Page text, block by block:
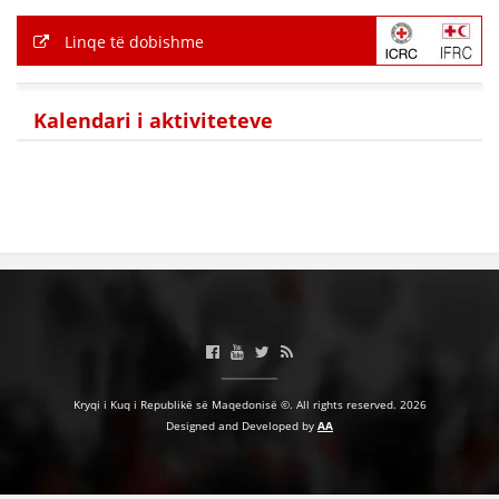
Linqe të dobishme
Kalendari i aktiviteteve
Kryqi i Kuq i Republikë së Maqedonisë ©. All rights reserved. 2026
Designed and Developed by AA